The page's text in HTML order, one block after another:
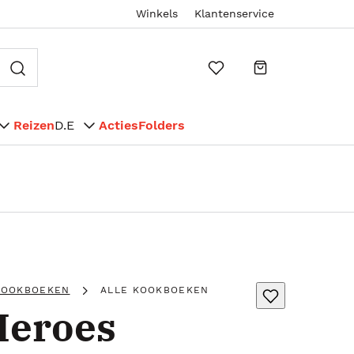
Winkels Klantenservice
ReizenD.E ActiesFolders
ALLE KOOKBOEKEN